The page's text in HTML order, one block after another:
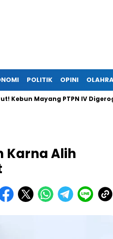
POLITIK OPINI
PTPN IV Digerogoti
Karna Alih